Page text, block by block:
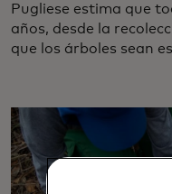
Pugliese estima que
años, desde la
que los árboles sean